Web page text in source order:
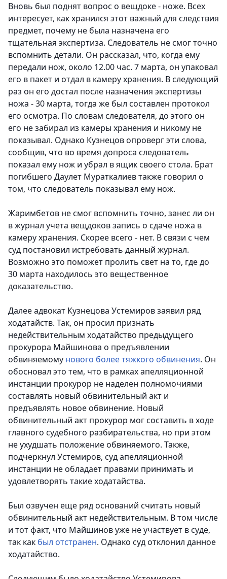
Вновь был поднят вопрос о вещдоке - ноже. Всех
интересует, как хранился этот важный для следствия
предмет, почему не была назначена его
тщательная экспертиза. Следователь не смог точно
вспомнить детали. Он рассказал, что, когда ему
передали нож, около 12.00 час. 7 марта, он упаковал
его в пакет и отдал в камеру хранения. В следующий
раз он его достал после назначения экспертизы
ножа - 30 марта, тогда же был составлен протокол
его осмотра. По словам следователя, до этого он
его не забирал из камеры хранения и никому не
показывал. Однако Кузнецов опроверг эти слова,
сообщив, что во время допроса следователь
показал ему нож и убрал в ящик своего стола. Брат
погибшего Даулет Мураткалиев также говорил о
том, что следователь показывал ему нож.
Жаримбетов не смог вспомнить точно, занес ли он
в журнал учета вещдоков запись о сдаче ножа в
камеру хранения. Скорее всего - нет. В связи с чем
суд постановил истребовать данный журнал.
Возможно это поможет пролить свет на то, где до
30 марта находилось это вещественное
доказательство.
Далее адвокат Кузнецова Устемиров заявил ряд
ходатайств. Так, он просил признать
недействительным ходатайство предыдущего
прокурора Майшинова о предъявлении
обвиняемому нового более тяжкого обвинения. Он
обосновал это тем, что в рамках апелляционной
инстанции прокурор не наделен полномочиями
составлять новый обвинительный акт и
предъявлять новое обвинение. Новый
обвинительный акт прокурор мог составить в ходе
главного судебного разбирательства, но при этом
не ухудшать положение обвиняемого. Также,
подчеркнул Устемиров, суд апелляционной
инстанции не обладает правами принимать и
удовлетворять такие ходатайства.
Был озвучен еще ряд оснований считать новый
обвинительный акт недействительным. В том числе
и тот факт, что Майшинов уже не участвует в суде,
так как был отстранен. Однако суд отклонил данное
ходатайство.